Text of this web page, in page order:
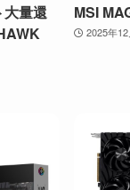
大量還
MSI
2025年12